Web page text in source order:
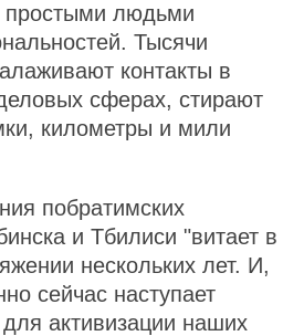
простыми людьми
Тысячи
контакты в
сферах, стирают
километры и мили
побратимских
и Тбилиси "витает в
нескольких лет. И,
сейчас наступает
активизации наших